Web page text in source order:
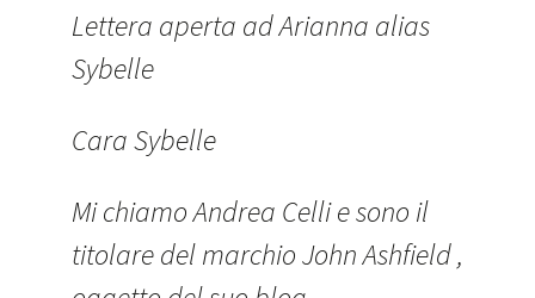
Lettera aperta ad Arianna alias
Sybelle
Cara Sybelle
Mi chiamo Andrea Celli e sono il
titolare del marchio John Ashfield ,